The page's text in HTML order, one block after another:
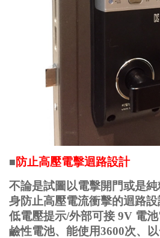
■ 防止高壓電擊迴路設計
不論是試圖以電擊開門或是
身防止高壓電流衝擊的迴路設
低電壓提示/外部可接 9V 電
鹼性電池、能使用3600次、